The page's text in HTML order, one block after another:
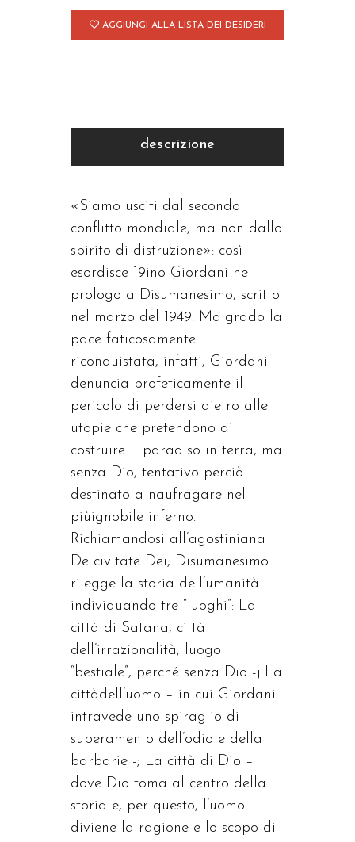
AGGIUNGI ALLA LISTA DEI DESIDERI
descrizione
«Siamo usciti dal secondo
conflitto mondiale, ma non dallo
spirito di distruzione»: così
esordisce 19ino Giordani nel
prologo a Disumanesimo, scritto
nel marzo del 1949. Malgrado la
pace faticosamente
riconquistata, infatti, Giordani
denuncia profeticamente il
pericolo di perdersi dietro alle
utopie che pretendono di
costruire il paradiso in terra, ma
senza Dio, tentativo perciò
destinato a naufragare nel
piùignobile inferno.
Richiamandosi all’agostiniana
De civitate Dei, Disumanesimo
rilegge la storia dell’umanità
individuando tre “luoghi”: La
città di Satana, città
dell’irrazionalità, luogo
“bestiale”, perché senza Dio -j La
cittàdell’uomo – in cui Giordani
intravede uno spiraglio di
superamento dell’odio e della
barbarie -; La città di Dio –
dove Dio toma al centro della
storia e, per questo, l’uomo
diviene la ragione e lo scopo di